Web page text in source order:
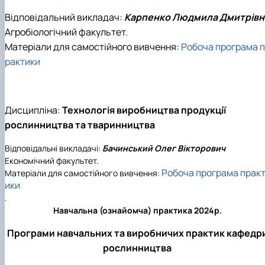
Відповідальний викладач: Карпенко Людмила
Агробіологічний факультет.
Матеріали для самостійного вивчення: Робоча програма п
рактики
Дисципліна:Технологія виробництва продукції
рослинництва та тваринництва
Відповідальні викладачі: Бачинський Олег Вікторович
Економічний факультет.
Матеріали для самостійного вивчення: Робоча програма практ
ики
.
Навчальна (ознайомча) практика 2024р.
Програми навчальних та виробничих практик
рослинництва